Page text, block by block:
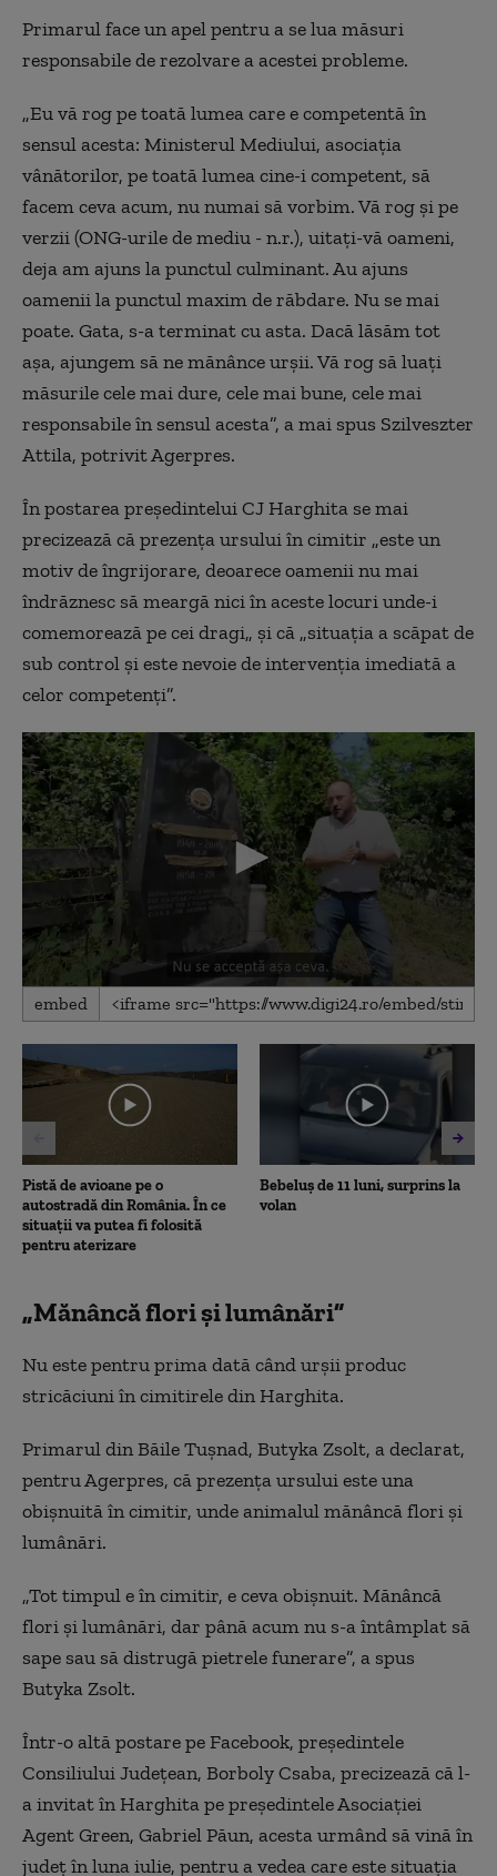
Primarul face un apel pentru a se lua măsuri
responsabile de rezolvare a acestei probleme.
„Eu vă rog pe toată lumea care e competentă în
sensul acesta: Ministerul Mediului, asociaţia
vânătorilor, pe toată lumea cine-i competent, să
facem ceva acum, nu numai să vorbim. Vă rog şi pe
verzii (ONG-urile de mediu - n.r.), uitaţi-vă oameni,
deja am ajuns la punctul culminant. Au ajuns
oamenii la punctul maxim de răbdare. Nu se mai
poate. Gata, s-a terminat cu asta. Dacă lăsăm tot
aşa, ajungem să ne mănânce urşii. Vă rog să luaţi
măsurile cele mai dure, cele mai bune, cele mai
responsabile în sensul acesta”, a mai spus Szilveszter
Attila, potrivit Agerpres.
În postarea preşedintelui CJ Harghita se mai
precizează că prezenţa ursului în cimitir „este un
motiv de îngrijorare, deoarece oamenii nu mai
îndrăznesc să meargă nici în aceste locuri unde-i
comemorează pe cei dragi„ şi că „situaţia a scăpat de
sub control şi este nevoie de intervenţia imediată a
celor competenţi”.
0
seconds
2
minutes,
40
embed
Pistă de avioane pe o
autostradă din România. În ce
situații va putea fi folosită
pentru aterizare
Bebeluș de 11 luni, surprins la
volan
„Mănâncă flori şi lumânări”
Nu este pentru prima dată când urşii produc
stricăciuni în cimitirele din Harghita.
Primarul din Băile Tuşnad, Butyka Zsolt, a declarat,
pentru Agerpres, că prezenţa ursului este una
obişnuită în cimitir, unde animalul mănâncă flori şi
lumânări.
„Tot timpul e în cimitir, e ceva obişnuit. Mănâncă
flori şi lumânări, dar până acum nu s-a întâmplat să
sape sau să distrugă pietrele funerare”, a spus
Butyka Zsolt.
Într-o altă postare pe Facebook, preşedintele
Consiliului Judeţean, Borboly Csaba, precizează că l-
a invitat în Harghita pe preşedintele Asociaţiei
Agent Green, Gabriel Păun, acesta urmând să vină în
judeţ în luna iulie, pentru a vedea care este situaţia